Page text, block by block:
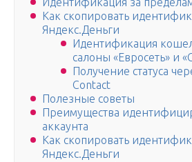
Как скопировать
Яндекс.Деньги
Идентификация
салоны «Евросеть» и
Получение статуса
Contact
Полезные советы
Преимущества
аккаунта
Как скопировать
Яндекс.Деньги